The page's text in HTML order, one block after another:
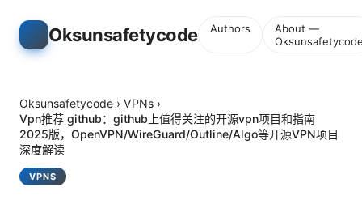
Oksunsafetycode Authors
About —
Oksunsafetycode › VPNs ›
Vpn推荐 github：github上值得关注的开源vpn项目和指南
2025版，OpenVPN/WireGuard/Outline/Algo等开源VPN项目
深度解读
VPNS